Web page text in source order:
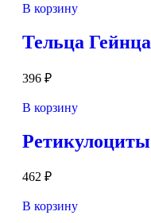
В корзину
Тельца Гейнца
396 ₽
В корзину
Ретикулоциты
462 ₽
В корзину